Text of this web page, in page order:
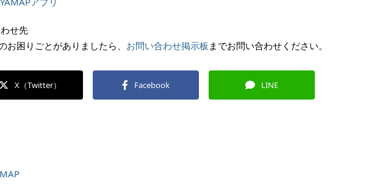
せ先
お困りごとがありましたら、 お問い合わせ掲示板 までお問い合わせください。
X（Twitter） Facebook LINE